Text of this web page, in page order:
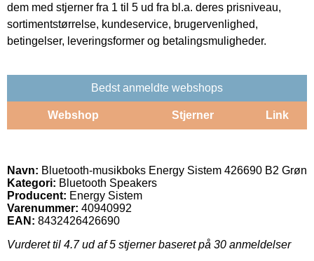
dem med stjerner fra 1 til 5 ud fra bl.a. deres prisniveau,
sortimentstørrelse, kundeservice, brugervenlighed,
betingelser, leveringsformer og betalingsmuligheder.
Bedst anmeldte webshops
Webshop Stjerner Link
Navn: Bluetooth-musikboks Energy Sistem 426690 B2 Grøn
Kategori: Bluetooth Speakers
Producent: Energy Sistem
Varenummer: 40940992
EAN: 8432426426690
Vurderet til 4.7ud af 5 stjerner baseret på 30 anmeldelser